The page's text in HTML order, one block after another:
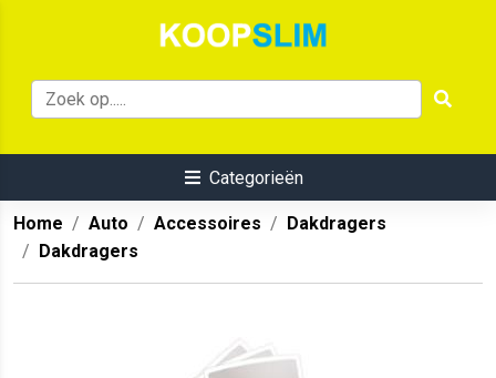
Categorieën
Home Auto Accessoires
Dakdragers
Dakdragers